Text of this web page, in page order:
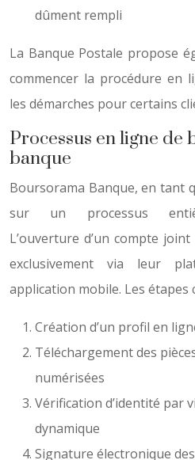
dûment rempli
La Banque Postale propose
commencer la procédure en
les démarches pour certains
Processus en ligne de
banque
Boursorama Banque, en tant
sur un processus
L’ouverture d’un compte
exclusivement via leur
application mobile. Les étapes
Création d’un profil en
Téléchargement des
numérisées
Vérification d’identité par
dynamique
Signature électronique